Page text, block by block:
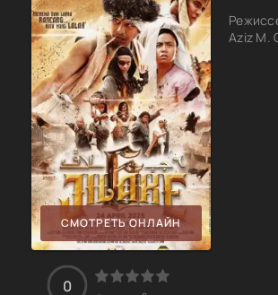
СМОТРЕТЬ ОНЛАЙН
Aziz M.
0